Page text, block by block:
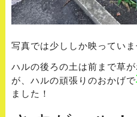
写真では少ししか映ってい
ハルの後ろの土は前まで草
が、ハルの頑張りのおかげで
ました！